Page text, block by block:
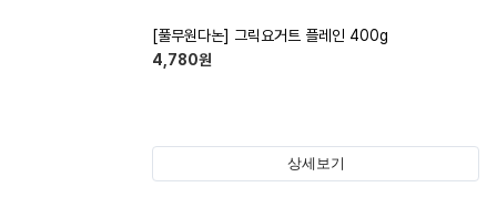
[풀무원다논] 그릭요거트 플레인 400g
4,780원
상세보기